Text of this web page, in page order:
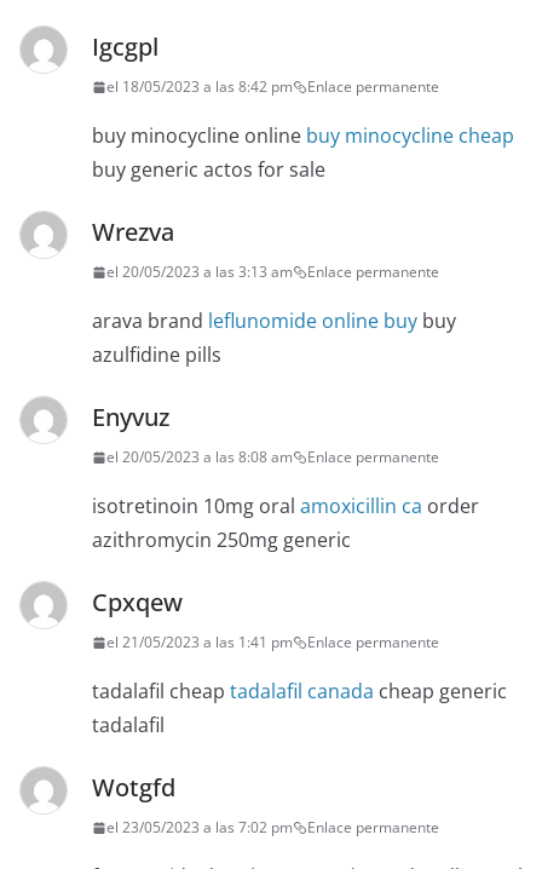
Igcgpl
el 18/05/2023 a las 8:42 pm Enlace permanente
buy minocycline online buy minocycline cheap
buy generic actos for sale
Wrezva
el 20/05/2023 a las 3:13 am Enlace permanente
arava brand leflunomide online buy buy
azulfidine pills
Enyvuz
el 20/05/2023 a las 8:08 am Enlace permanente
isotretinoin 10mg oral amoxicillin ca order
azithromycin 250mg generic
Cpxqew
el 21/05/2023 a las 1:41 pm Enlace permanente
tadalafil cheap tadalafil canada cheap generic
tadalafil
Wotgfd
el 23/05/2023 a las 7:02 pm Enlace permanente